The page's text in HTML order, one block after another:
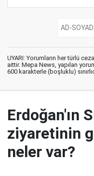
UYARI: Yorumların her türlü
aittir. Mepa News, yapılan
600 karakterle (boşluklu)
Erdoğan'ın
ziyaretinin
neler var?